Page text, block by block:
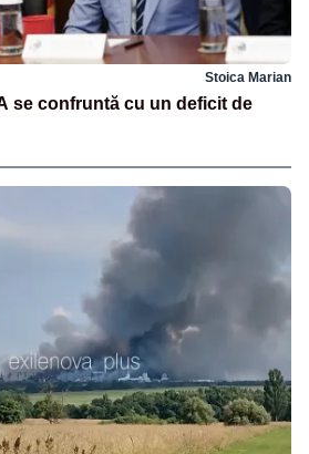
Stoica Marian
se confruntă cu un deficit de